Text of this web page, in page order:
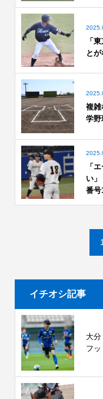
「
と
複雑
学野
「
い
番号
1
イチオシ記事
大
フ